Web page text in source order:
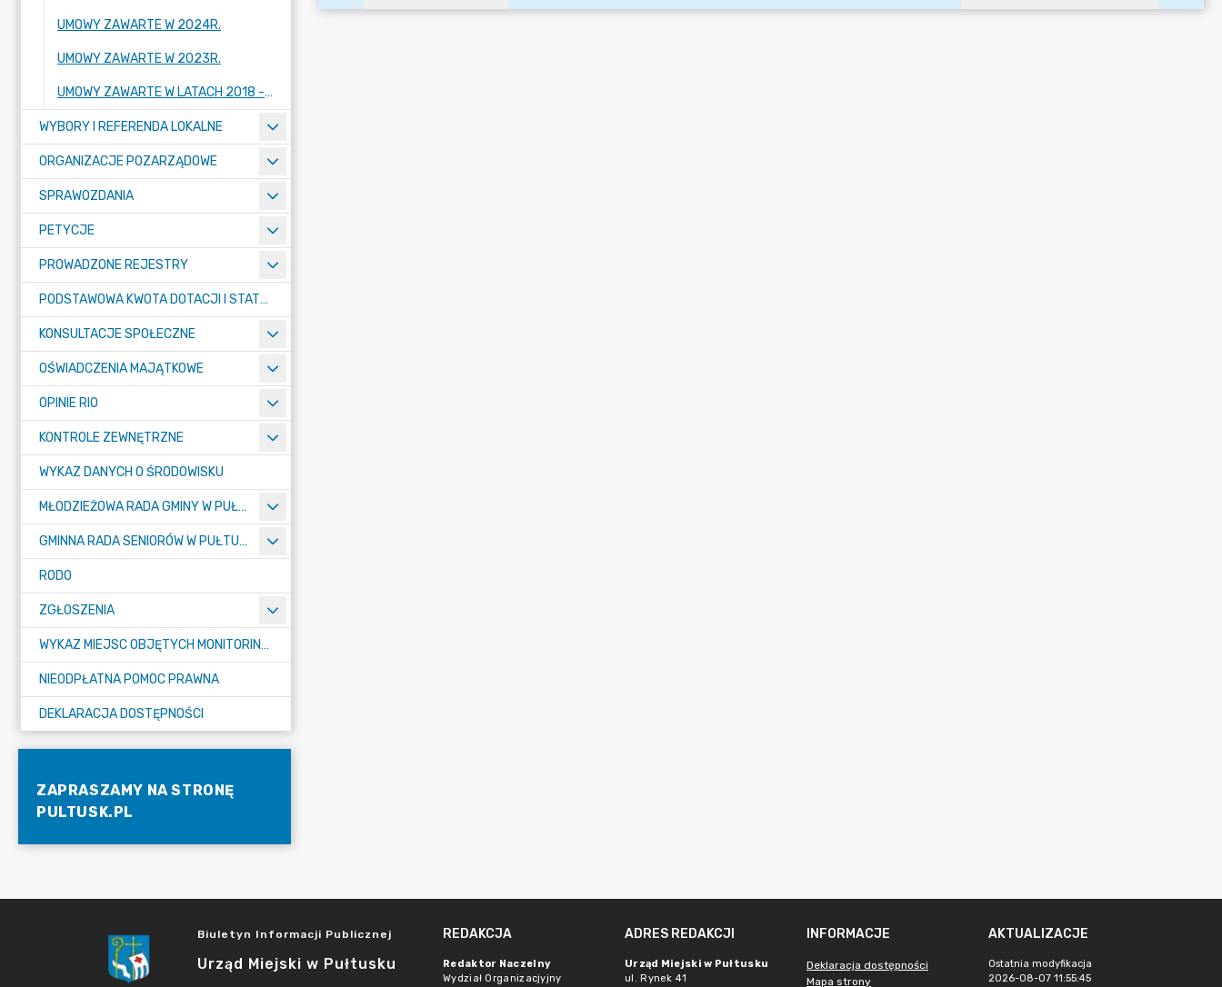
UMOWY ZAWARTE W 2024R.
UMOWY ZAWARTE W 2023R.
UMOWY ZAWARTE W LATACH 2018 - 2022
WYBORY I REFERENDA LOKALNE
ORGANIZACJE POZARZĄDOWE
SPRAWOZDANIA
PETYCJE
PROWADZONE REJESTRY
PODSTAWOWA KWOTA DOTACJI I STATYSTYCZNA LICZBA UCZNIÓW
KONSULTACJE SPOŁECZNE
OŚWIADCZENIA MAJĄTKOWE
OPINIE RIO
KONTROLE ZEWNĘTRZNE
WYKAZ DANYCH O ŚRODOWISKU
MŁODZIEŻOWA RADA GMINY W PUŁTUSKU
GMINNA RADA SENIORÓW W PUŁTUSKU
RODO
ZGŁOSZENIA
WYKAZ MIEJSC OBJĘTYCH MONITORINGIEM
NIEODPŁATNA POMOC PRAWNA
DEKLARACJA DOSTĘPNOŚCI
ZAPRASZAMY NA STRONĘ
PULTUSK.PL
Biuletyn Informacji Publicznej
Urząd Miejski w Pułtusku
REDAKCJA
Redaktor Naczelny
Wydział Organizacjyjny
ADRES REDAKCJI
Urząd Miejski w Pułtusku
ul. Rynek 41
INFORMACJE
Deklaracja dostępności
Mapa strony
AKTUALIZACJE
Ostatnia modyfikacja
2026-08-07 11:55:45